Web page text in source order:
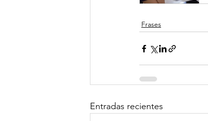
Frases
Entradas recientes